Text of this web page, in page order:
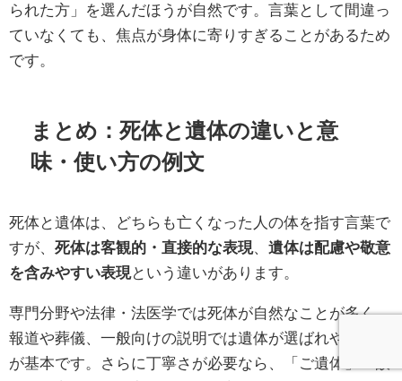
られた方」を選んだほうが自然です。言葉として間違っ
ていなくても、焦点が身体に寄りすぎることがあるため
です。
まとめ：死体と遺体の違いと意
味・使い方の例文
死体と遺体は、どちらも亡くなった人の体を指す言葉で
すが、 死体は客観的・直接的な表現
遺体は配慮や敬意
を含みやすい表現 という違いがあります。
専門分野や法律・法医学では死体が自然なことが多く、
報道や葬儀、一般向けの説明では遺体が選ばれやすいの
が基本です。さらに丁寧さが必要なら、「ご遺体」「故